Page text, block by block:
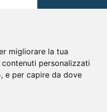
migliorare la tua
personalizzati
e per capire da dove